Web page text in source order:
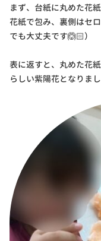
まず、台紙に丸めた花
花紙で包み、裏側はセ
でも大丈夫です🙆🏻）
表に返すと、丸めた花
らしい紫陽花となりまし